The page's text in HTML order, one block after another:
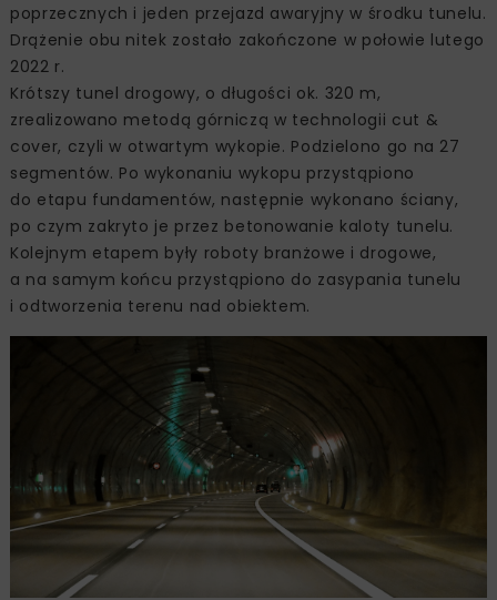
poprzecznych i jeden przejazd awaryjny w środku tunelu.
Drążenie obu nitek zostało zakończone w połowie lutego
2022 r.
Krótszy tunel drogowy, o długości ok. 320 m,
zrealizowano metodą górniczą w technologii cut &
cover, czyli w otwartym wykopie. Podzielono go na 27
segmentów. Po wykonaniu wykopu przystąpiono
do etapu fundamentów, następnie wykonano ściany,
po czym zakryto je przez betonowanie kaloty tunelu.
Kolejnym etapem były roboty branżowe i drogowe,
a na samym końcu przystąpiono do zasypania tunelu
i odtworzenia terenu nad obiektem.